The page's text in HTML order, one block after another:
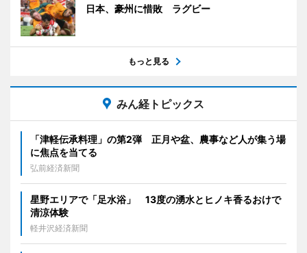
日本、豪州に惜敗 ラグビー
もっと見る
みん経トピックス
「津軽伝承料理」の第2弾 正月や盆、農事など人が集う場
に焦点を当てる
弘前経済新聞
星野エリアで「足水浴」 13度の湧水とヒノキ香るおけで
清涼体験
軽井沢経済新聞